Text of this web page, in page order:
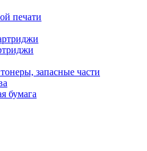
печати
запасные части
бумага